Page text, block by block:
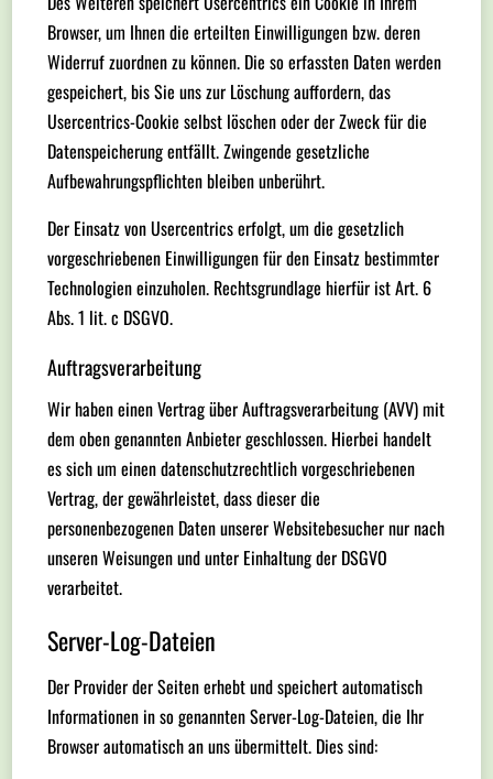
Browser, um Ihnen die erteilten Einwilligungen bzw. deren
Widerruf zuordnen zu können. Die so erfassten Daten werden
gespeichert, bis Sie uns zur Löschung auffordern, das
Usercentrics-Cookie selbst löschen oder der Zweck für die
Datenspeicherung entfällt. Zwingende gesetzliche
Aufbewahrungspflichten bleiben unberührt.
Der Einsatz von Usercentrics erfolgt, um die gesetzlich
vorgeschriebenen Einwilligungen für den Einsatz bestimmter
Technologien einzuholen. Rechtsgrundlage hierfür ist Art. 6
Abs. 1 lit. c DSGVO.
Auftragsverarbeitung
Wir haben einen Vertrag über Auftragsverarbeitung (AVV) mit
dem oben genannten Anbieter geschlossen. Hierbei handelt
es sich um einen datenschutzrechtlich vorgeschriebenen
Vertrag, der gewährleistet, dass dieser die
personenbezogenen Daten unserer Websitebesucher nur nach
unseren Weisungen und unter Einhaltung der DSGVO
verarbeitet.
Server-Log-Dateien
Der Provider der Seiten erhebt und speichert automatisch
Informationen in so genannten Server-Log-Dateien, die Ihr
Browser automatisch an uns übermittelt. Dies sind: